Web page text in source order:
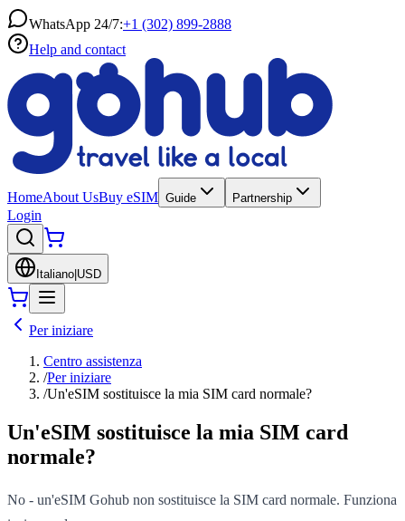
WhatsApp 24/7:+1 (302) 899-2888
Help and contact
HomeAbout UsBuy eSIM Guide Partnership
Login
Italiano USD
Per iniziare
Centro assistenza
/Per iniziare
/Un'eSIM sostituisce la mia SIM card normale?
Un'eSIM sostituisce la mia SIM card
normale?
No - un'eSIM Gohub non sostituisce la SIM card normale. Funziona